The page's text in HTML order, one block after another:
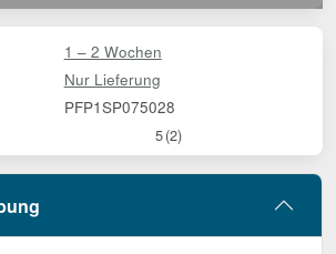
1 – 2 Wochen
Nur Lieferung
PFP1SP075028
5(2)